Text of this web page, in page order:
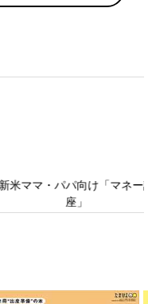
マ・パパ向け「マネー講
座」